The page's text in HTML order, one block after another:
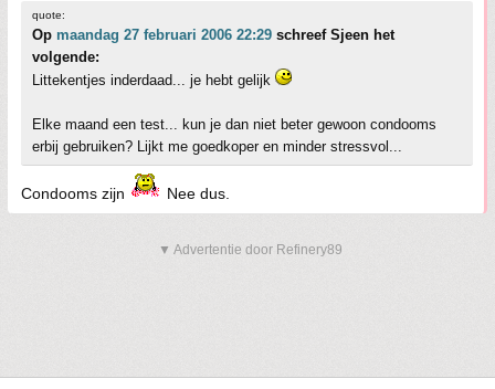
quote:
Op maandag 27 februari 2006 22:29 schreef Sjeen het
volgende:
Littekentjes inderdaad... je hebt gelijk
Elke maand een test... kun je dan niet beter gewoon condooms
erbij gebruiken? Lijkt me goedkoper en minder stressvol...
Condooms zijn Nee dus.
▼ Advertentie door Refinery89